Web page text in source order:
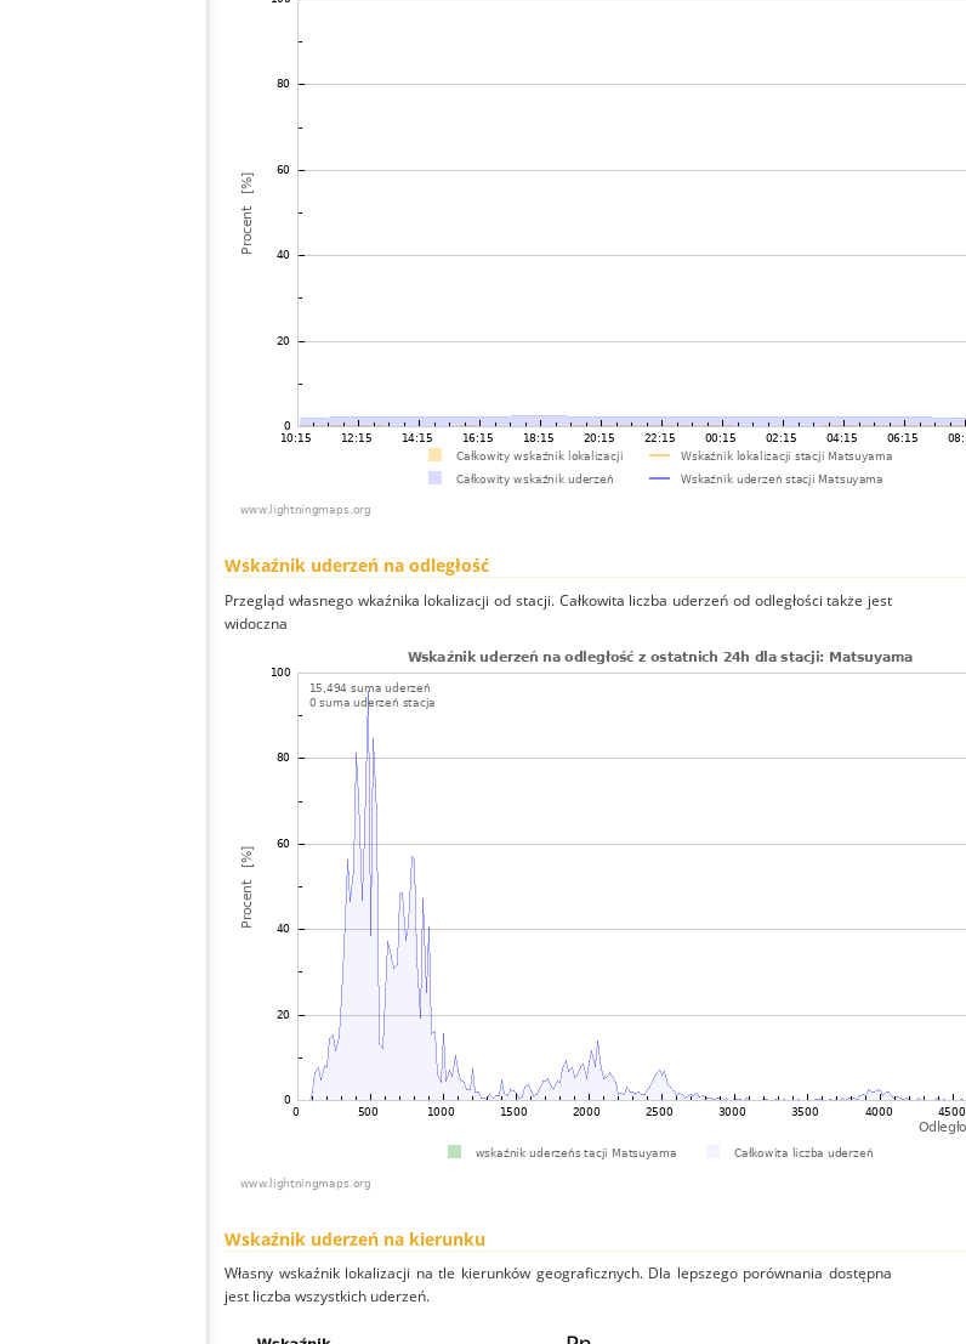
Wskaźnik uderzeń na odległość
Przegląd własnego wkaźnika lokalizacji od stacji. Całkowita liczba uderzeń od odległości także jest
widoczna
Wskaźnik uderzeń na kierunku
Własny wskaźnik lokalizacji na tle kierunków geograficznych. Dla lepszego porównania dostępna
jest liczba wszystkich uderzeń.